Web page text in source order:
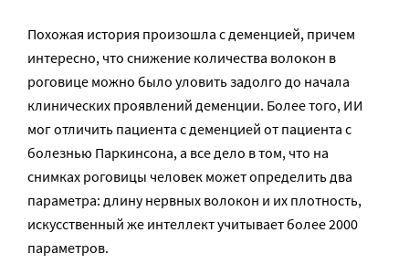
Похожая история произошла с деменцией, причем
интересно, что снижение количества волокон в
роговице можно было уловить задолго до начала
клинических проявлений деменции. Более того, ИИ
мог отличить пациента с деменцией от пациента с
болезнью Паркинсона, а все дело в том, что на
снимках роговицы человек может определить два
параметра: длину нервных волокон и их плотность,
искусственный же интеллект учитывает более 2000
параметров.